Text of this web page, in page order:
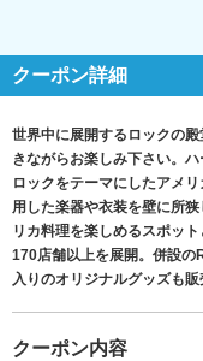
クーポン詳細
世界中に展開するロックの
きながらお楽しみ下さい。
ロックをテーマにしたアメ
用した楽器や衣装を壁に所
リカ料理を楽しめるスポッ
170店舗以上を展開。併設の
入りのオリジナルグッズも販
クーポン内容